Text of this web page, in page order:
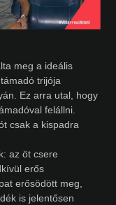
meg a ideális
trijója
Ez arra utal, hogy
felállni.
csak a kispadra
az öt csere
erős
erősödött meg,
is jelentősen